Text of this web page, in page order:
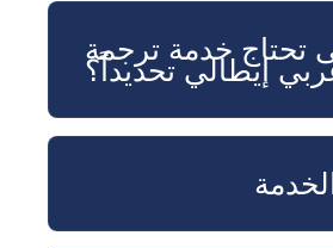
تحتاج خدمة ترجمة
إيطالي تحديداً؟